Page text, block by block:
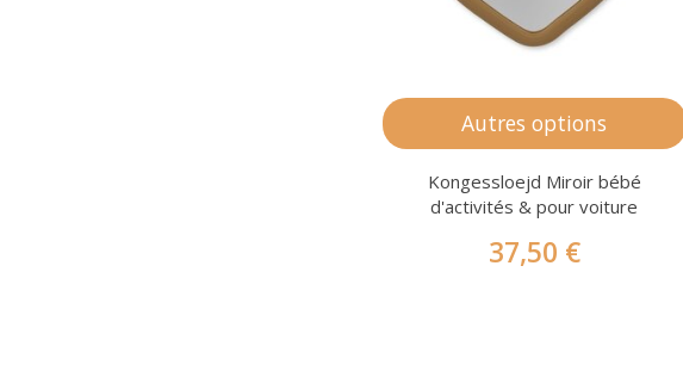
Autres options
Kongessloejd Miroir bébé
d'activités & pour voiture
37,50 €